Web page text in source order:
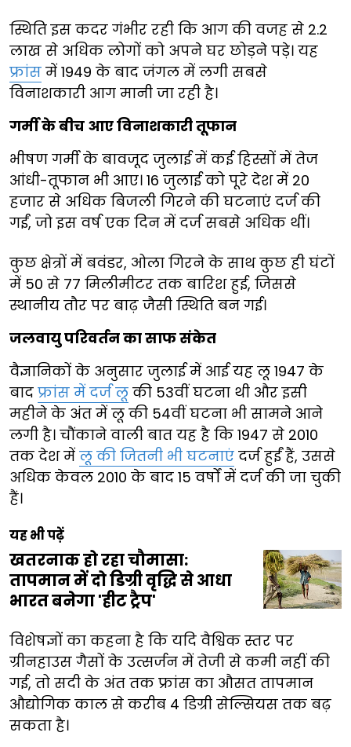
स्थिति इस कदर गंभीर रही कि आग की वजह से 2.2
लाख से अधिक लोगों को अपने घर छोड़ने पड़े। यह
फ्रांस में 1949 के बाद जंगल में लगी सबसे
विनाशकारी आग मानी जा रही है।
गर्मी के बीच आए विनाशकारी तूफान
भीषण गर्मी के बावजूद जुलाई में कई हिस्सों में तेज
आंधी-तूफान भी आए। 16 जुलाई को पूरे देश में 20
हजार से अधिक बिजली गिरने की घटनाएं दर्ज की
गईं, जो इस वर्ष एक दिन में दर्ज सबसे अधिक थीं।
कुछ क्षेत्रों में बवंडर, ओला गिरने के साथ कुछ ही घंटों
में 50 से 77 मिलीमीटर तक बारिश हुई, जिससे
स्थानीय तौर पर बाढ़ जैसी स्थिति बन गई।
जलवायु परिवर्तन का साफ संकेत
वैज्ञानिकों के अनुसार जुलाई में आई यह लू 1947 के
बाद फ्रांस में दर्ज लू की 53वीं घटना थी और इसी
महीने के अंत में लू की 54वीं घटना भी सामने आने
लगी है। चौंकाने वाली बात यह है कि 1947 से 2010
तक देश में लू की जितनी भी घटनाएं दर्ज हुईं हैं, उससे
अधिक केवल 2010 के बाद 15 वर्षों में दर्ज की जा चुकी
हैं।
यह भी पढ़ें
खतरनाक हो रहा चौमासा:
तापमान में दो डिग्री वृद्धि से आधा
भारत बनेगा 'हीट ट्रैप'
विशेषज्ञों का कहना है कि यदि वैश्विक स्तर पर
ग्रीनहाउस गैसों के उत्सर्जन में तेजी से कमी नहीं की
गई, तो सदी के अंत तक फ्रांस का औसत तापमान
औद्योगिक काल से करीब 4 डिग्री सेल्सियस तक बढ़
सकता है।